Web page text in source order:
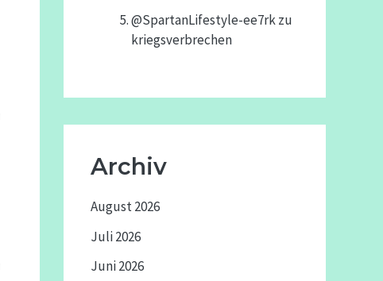
@SpartanLifestyle-ee7rkzu
kriegsverbrechen
Archiv
August 2026
Juli 2026
Juni 2026